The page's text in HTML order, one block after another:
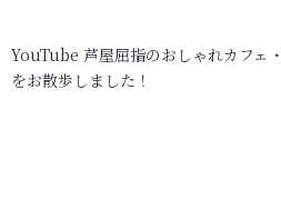
YouTube 芦屋屈指のおしゃれカフェ
をお散歩しました！